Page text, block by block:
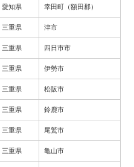
愛知県 幸田町（額田郡）
三重県 津市
三重県 四日市市
三重県 伊勢市
三重県 松阪市
三重県 鈴鹿市
三重県 尾鷲市
三重県 亀山市